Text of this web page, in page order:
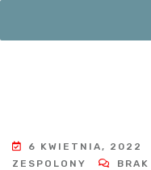
6 KWIETNIA, 2022
ZESPOLONY